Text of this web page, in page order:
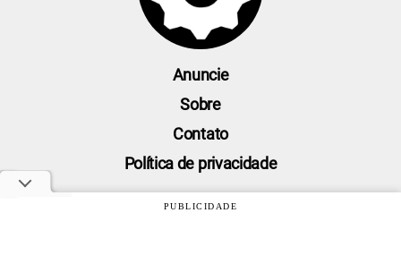
Anuncie
Sobre
Contato
Política de privacidade
PUBLICIDADE